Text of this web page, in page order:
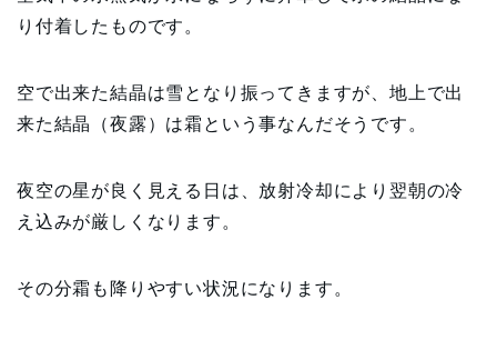
り付着したものです。
空で出来た結晶は雪となり振ってきますが、地上で出
来た結晶（夜露）は霜という事なんだそうです。
夜空の星が良く見える日は、放射冷却により翌朝の冷
え込みが厳しくなります。
その分霜も降りやすい状況になります。